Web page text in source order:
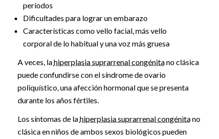
períodos
Dificultades para lograr un embarazo
Características como vello facial, más vello
corporal de lo habitual y una voz más gruesa
A veces, lahiperplasia suprarrenal congénitano clásica
puede confundirse con el síndrome de ovario
poliquístico, una afección hormonal que se presenta
durante los años fértiles.
Los síntomas de lahiperplasia suprarrenal congénitano
clásica en niños de ambos sexos biológicos pueden